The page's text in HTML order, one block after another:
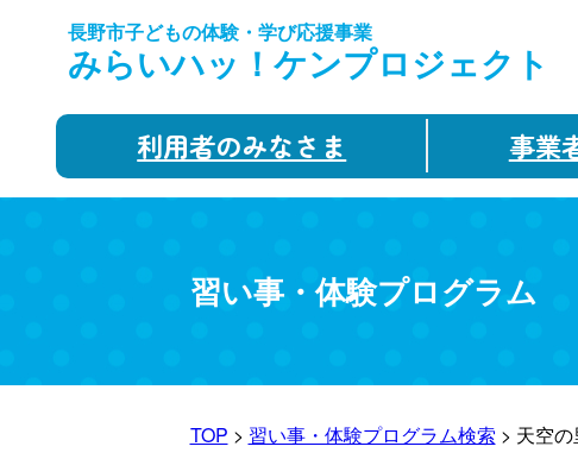
長野市子どもの体験・学び応援事業
みらいハッ！ケンプロジェクト
利用者のみなさま 事業
習い事・体験プログラム
TOP > 習い事・体験プログラム検索 > 天空